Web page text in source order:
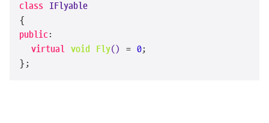
class
IFlyable
public :
virtual void Fly() = 0;
};